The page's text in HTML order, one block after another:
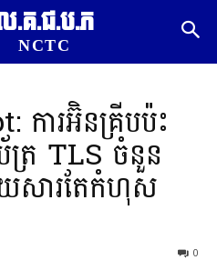
.គ.ជ.ប.ភ
NCTC
ារអ៊ិនគ្រីបប៉ះ
ត្រ TLS ចំនួន
សារតែកំហុស
0